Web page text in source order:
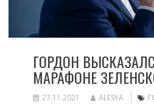
ГОРДОН
МАРАФОНЕ
27.11.2021 ALESYA